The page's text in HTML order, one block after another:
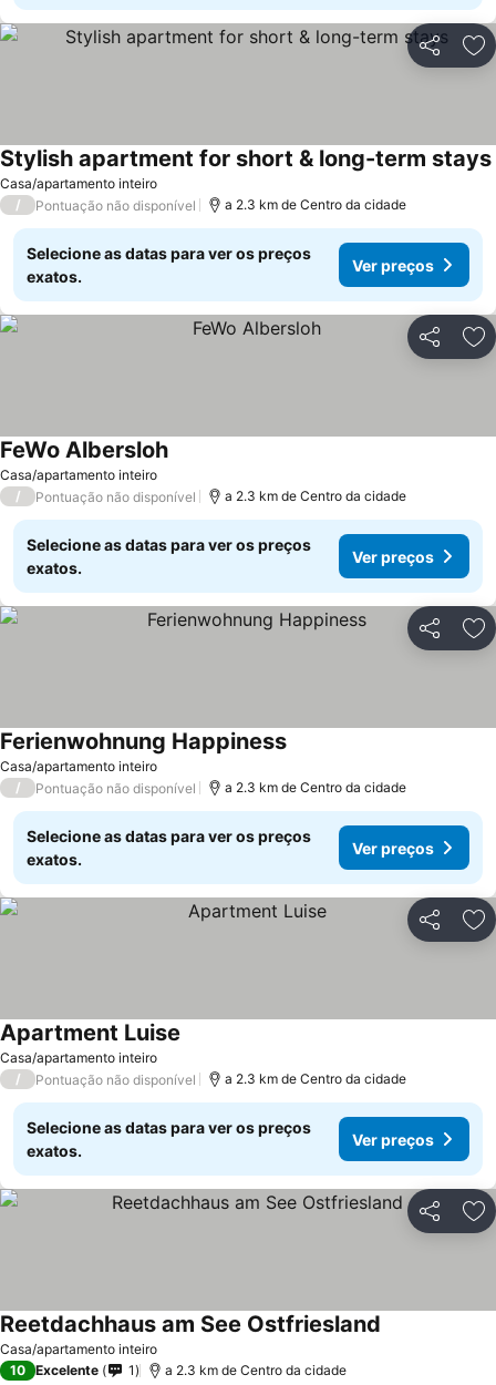
Partilhar
Casa/apartamento inteiro
Stylish apartment for short & long-term stays
/ Pontuação não disponível a 2.3 km de Centro da cidade
Selecione as datas para ver os preços
exatos.
Ver preços
Partilhar
Casa/apartamento inteiro
FeWo Albersloh
/ Pontuação não disponível a 2.3 km de Centro da cidade
Selecione as datas para ver os preços
exatos.
Ver preços
Partilhar
Casa/apartamento inteiro
Ferienwohnung Happiness
/ Pontuação não disponível a 2.3 km de Centro da cidade
Selecione as datas para ver os preços
exatos.
Ver preços
Partilhar
Casa/apartamento inteiro
Apartment Luise
/ Pontuação não disponível a 2.3 km de Centro da cidade
Selecione as datas para ver os preços
exatos.
Ver preços
Partilhar
Casa/apartamento inteiro
Reetdachhaus am See Ostfriesland
10 Excelente 1 a 2.3 km de Centro da cidade